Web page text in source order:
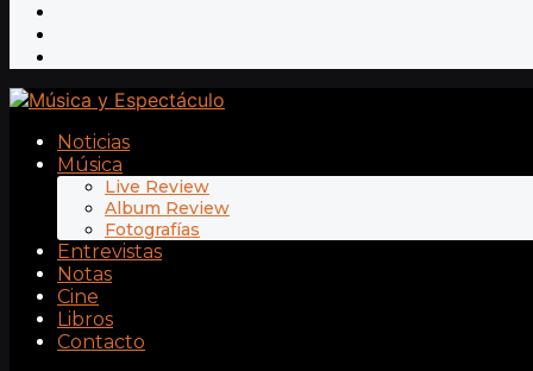
Noticias
Música
Live Review
Album Review
Fotografías
Entrevistas
Notas
Cine
Libros
Contacto